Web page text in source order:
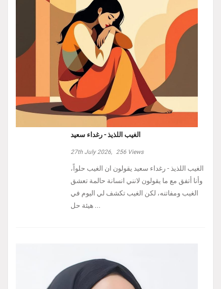
الغيب اللذيذ - رغداء سعيد
27th July 2026, 256 Views
الغيب اللذيذ - رغداء سعيد يقولون ان الغيب حلواً،
وأنا أتفق مع ما يقولون لانني انسانة حالمة تعشق
الغيب ومفاتنه، لكن الغيب تكشف لي اليوم في
هيئة حل ...